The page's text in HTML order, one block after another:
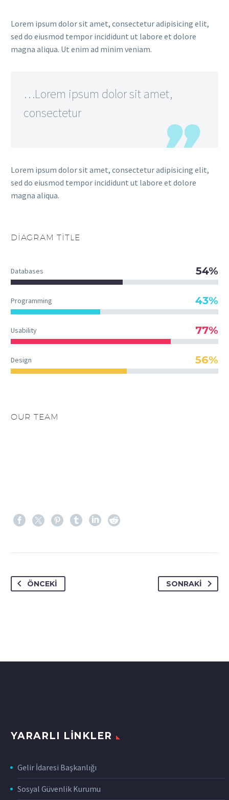
Lorem ipsum dolor sit amet, consectetur adipisicing elit,
sed do eiusmod tempor incididunt ut labore et dolore
magna aliqua. Ut enim ad minim veniam.
…Lorem ipsum dolor sit amet,
consectetur
Lorem ipsum dolor sit amet, consectetur adipisicing elit,
sed do eiusmod tempor incididunt ut labore et dolore
magna aliqua.
DIAGRAM TITLE
Databases 54%
Programming 43%
Usability 77%
Design 56%
OUR TEAM
ÖNCEKI SONRAKI
YARARLI LINKLER
Gelir İdaresi Başkanlığı
Sosyal Güvenlik Kurumu